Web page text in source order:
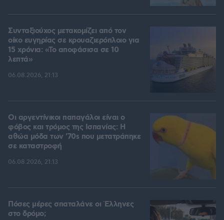
Συνταξιούχος μετακομίζει από τον
οίκο ευγηρίας σε κρουαζιερόπλοιο για
15 χρόνια: «Το αποφάσισα σε 10
λεπτά»
06.08.2026, 21:13
Οι αργεντίνικοι παπαγάλοι είναι ο
φόβος και τρόμος της Ισπανίας: Η
αθώα μόδα των '70s που μετατράπηκε
σε καταστροφή
06.08.2026, 21:13
Πόσες μέρες σπαταλάνε οι Έλληνες
στο δρόμο;